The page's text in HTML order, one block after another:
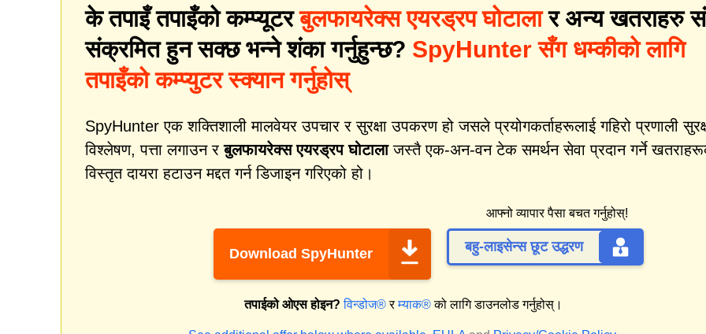
के तपाइँ तपाइँको कम्प्यूटरबुलफायरेक्स एयरड्रप घोटालार अन्य खतराहरु
संक्रमित हुन सक्छ भन्ने शंका गर्नुहुन्छ? SpyHunter सँग धम्कीको लागि
तपाइँको कम्प्युटर स्क्यान गर्नुहोस्
SpyHunter एक शक्तिशाली मालवेयर उपचार र सुरक्षा उपकरण हो जसले प्रयोगकर्ताहरूलाई गहिरो प्रणाली
विश्लेषण, पत्ता लगाउन रबुलफायरेक्स एयरड्रप घोटालाजस्तै एक-अन-वन टेक समर्थन सेवा प्रदान गर्ने
विस्तृत दायरा हटाउन मद्दत गर्न डिजाइन गरिएको हो।
Download SpyHunter
आफ्नो व्यापार पैसा बचत गर्नुहोस्!
बहु-लाइसेन्स छूट उद्धरण
तपाईको ओएस होइन? विन्डोज®रम्याक®को लागि डाउनलोड गर्नुहोस्।